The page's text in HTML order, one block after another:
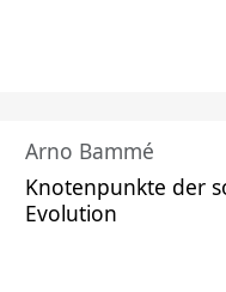
Arno Bammé
Knotenpunkte der
Evolution